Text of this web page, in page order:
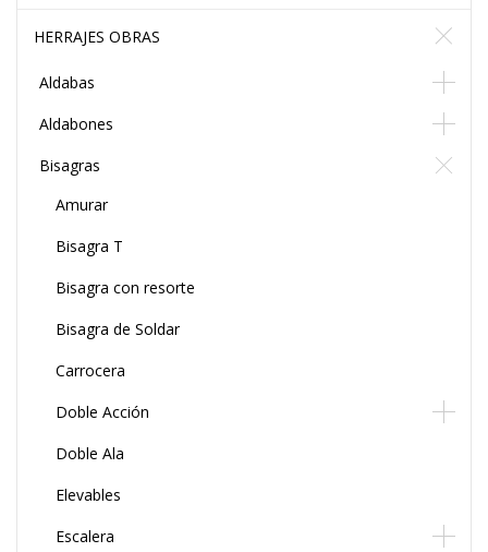
HERRAJES OBRAS
Aldabas
Aldabones
Bisagras
Amurar
Bisagra T
Bisagra con resorte
Bisagra de Soldar
Carrocera
Doble Acción
Doble Ala
Elevables
Escalera